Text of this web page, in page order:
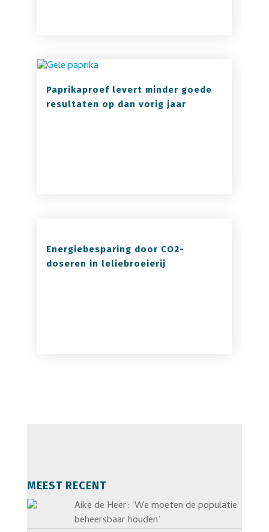
Paprikaproef levert minder goede
resultaten op dan vorig jaar
Energiebesparing door CO2-
doseren in leliebroeierij
MEEST RECENT
Aike de Heer: ‘We moeten de populatie
beheersbaar houden’